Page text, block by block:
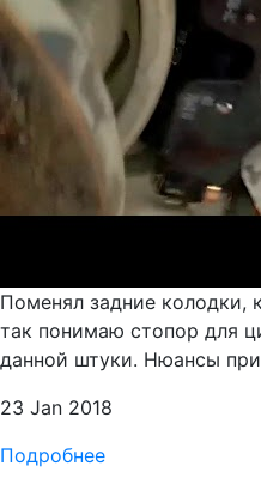
Поменял задние колодки,
так понимаю стопор для
данной штуки. Нюансы
23 Jan 2018
Подробнее